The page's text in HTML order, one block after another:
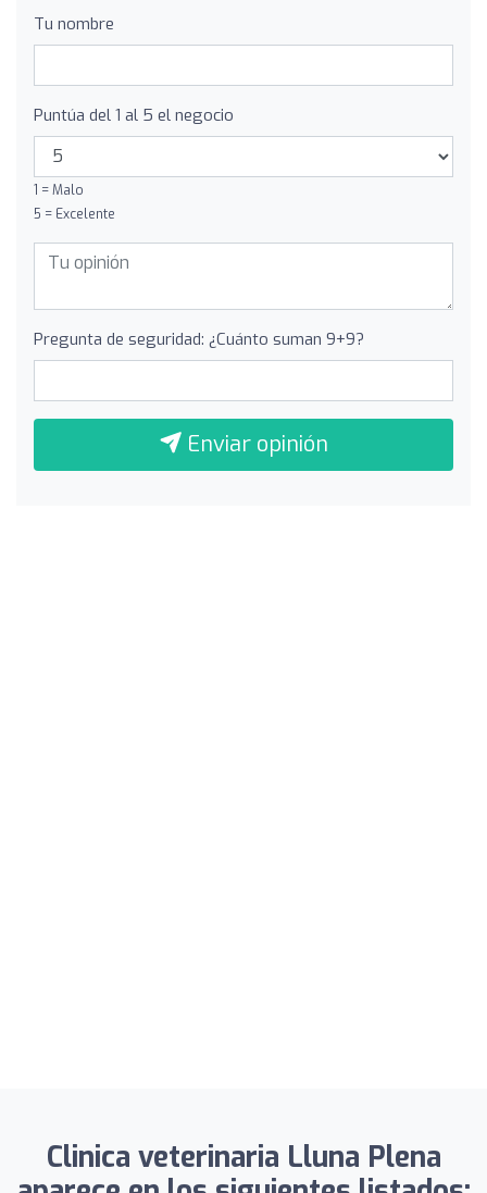
Tu nombre
Puntúa del 1 al 5 el negocio
1 = Malo
5 = Excelente
Pregunta de seguridad: ¿Cuánto suman 9+9?
Enviar opinión
Clinica veterinaria Lluna Plena